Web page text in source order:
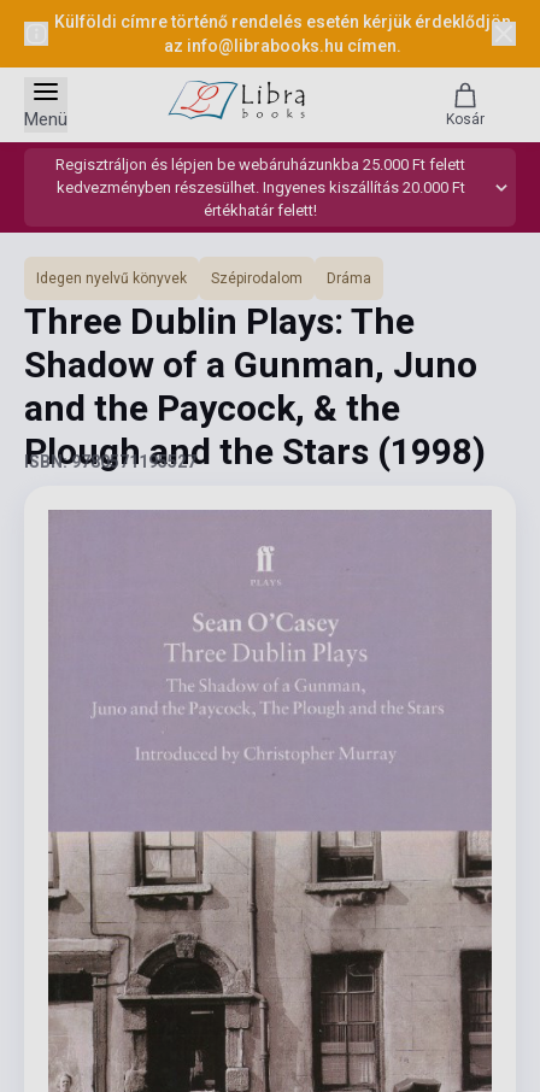
Külföldi címre történő rendelés esetén kérjük érdeklődjön
az info@librabooks.hu címen.
Regisztráljon és lépjen be webáruházunkba 25.000 Ft felett
kedvezményben részesülhet. Ingyenes kiszállítás 20.000 Ft
értékhatár felett!
Menü Kosár
Idegen nyelvű könyvek Szépirodalom Dráma
Three Dublin Plays: The
Shadow of a Gunman, Juno
and the Paycock, & the
Plough and the Stars (1998)
ISBN: 9780571195527